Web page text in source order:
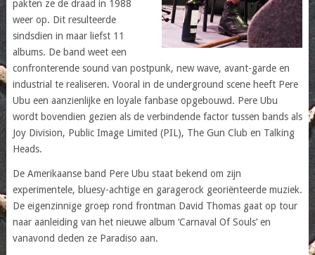
pakten ze de draad in 1988
weer op. Dit resulteerde
sindsdien in maar liefst 11
albums. De band weet een
confronterende sound van postpunk, new wave, avant-garde en
industrial te realiseren. Vooral in de underground scene heeft Pere
Ubu een aanzienlijke en loyale fanbase opgebouwd. Pere Ubu
wordt bovendien gezien als de verbindende factor tussen bands als
Joy Division, Public Image Limited (PIL), The Gun Club en Talking
Heads.
De Amerikaanse band Pere Ubu staat bekend om zijn
experimentele, bluesy-achtige en garagerock georiënteerde muziek.
De eigenzinnige groep rond frontman David Thomas gaat op tour
naar aanleiding van het nieuwe album ‘Carnaval Of Souls’ en
vanavond deden ze Paradiso aan.